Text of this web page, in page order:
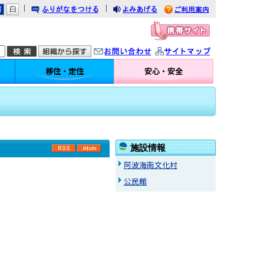
みあげる
利用案内
問い合わせ イトマップ
移住・定住 安心・安全
RSS Atom
施設情報
阿波海南文化村
公民館